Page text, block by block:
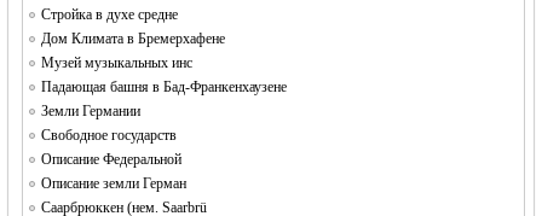
Стройка в духе средне
Дом Климата в Бремерхафене
Музей музыкальных инс
Падающая башня в Бад-Франкенхаузене
Земли Германии
Свободное государств
Описание Федеральной
Описание земли Герман
Саарбрюккен (нем. Saarbrü